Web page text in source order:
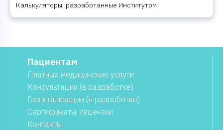
Калькуляторы, разработанные Институтом
Пациентам
Платные медицинские услуги
Консультации (в разработке)
Госпитализации (в разработке)
Сертификаты, лицензии
Контакты